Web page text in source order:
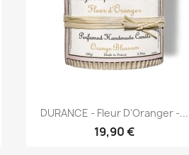
Aperçu rapide
DURANCE - Fleur D'Oranger -...
19,90 €